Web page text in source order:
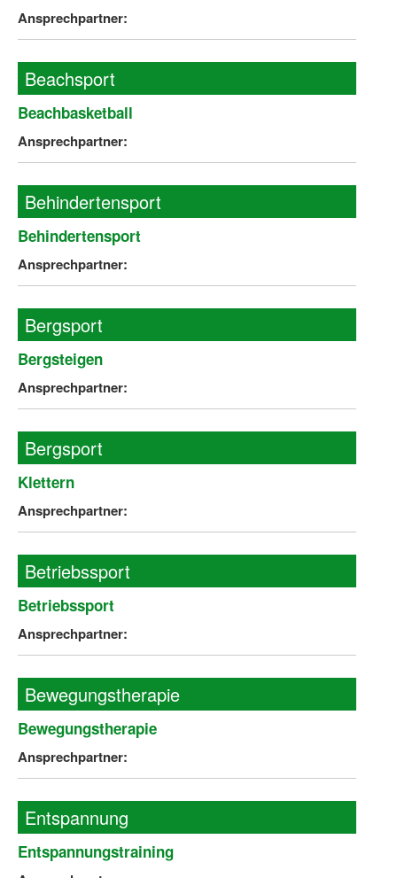
Ansprechpartner:
Beachsport
Beachbasketball
Ansprechpartner:
Behindertensport
Behindertensport
Ansprechpartner:
Bergsport
Bergsteigen
Ansprechpartner:
Bergsport
Klettern
Ansprechpartner:
Betriebssport
Betriebssport
Ansprechpartner:
Bewegungstherapie
Bewegungstherapie
Ansprechpartner:
Entspannung
Entspannungstraining